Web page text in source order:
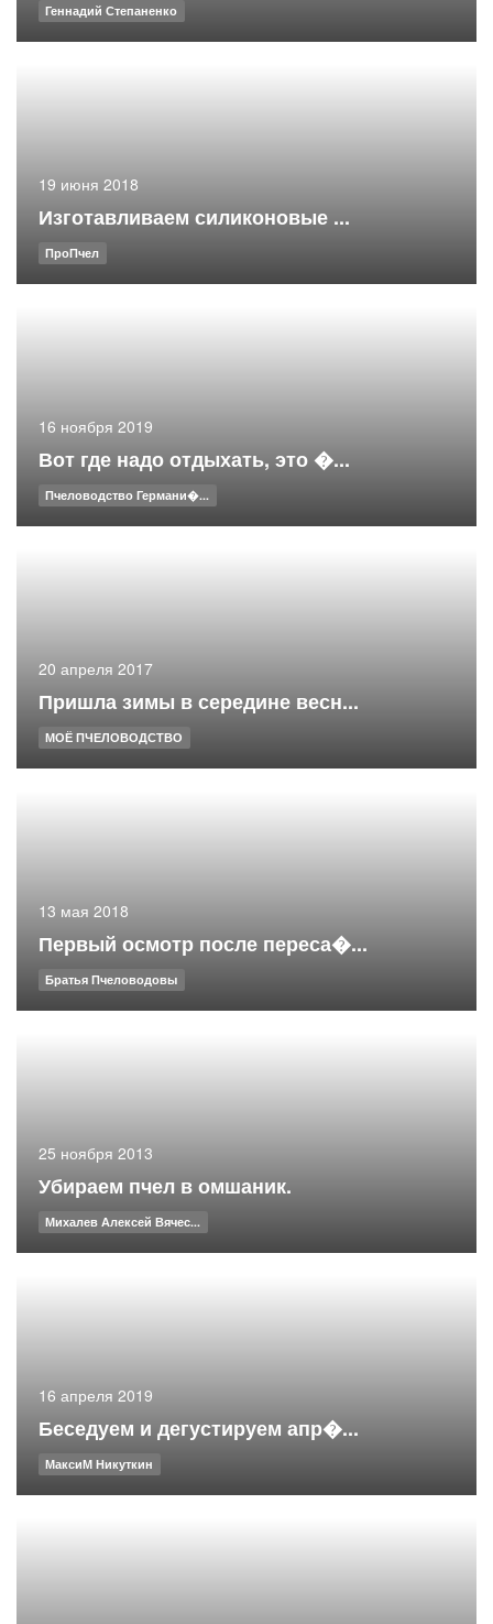
Геннадий Степаненко
19 июня 2018
Изготавливаем силиконовые ...
ПроПчел
16 ноября 2019
Вот где надо отдыхать, это �...
Пчеловодство Германи�...
20 апреля 2017
Пришла зимы в середине весн...
МОЁ ПЧЕЛОВОДСТВО
13 мая 2018
Первый осмотр после переса�...
Братья Пчеловодовы
25 ноября 2013
Убираем пчел в омшаник.
Михалев Алексей Вячес...
16 апреля 2019
Беседуем и дегустируем апр�...
МаксиМ Никуткин